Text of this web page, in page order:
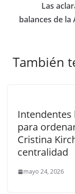
Las
balances de
También
Intendentes
para
Cristina
centralidad
mayo 24, 2026